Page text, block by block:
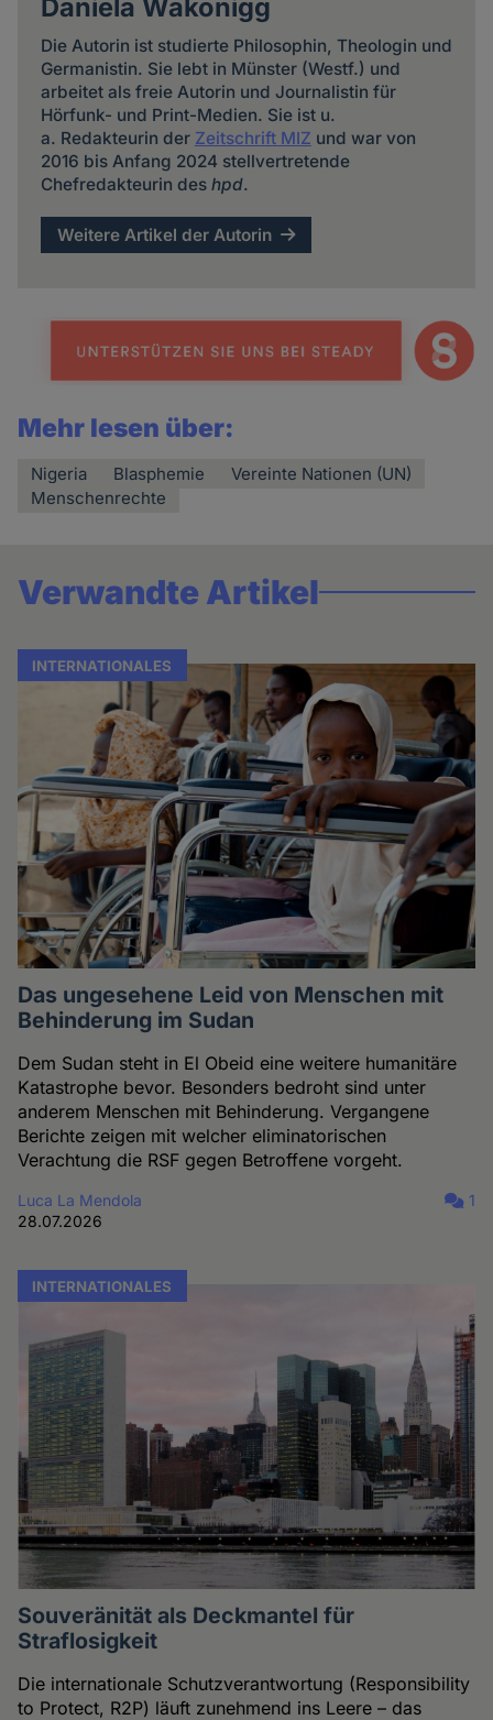
Daniela Wakonigg
Die Autorin ist studierte Philosophin, Theologin und
Germanistin. Sie lebt in Münster (Westf.) und
arbeitet als freie Autorin und Journalistin für
Hörfunk- und Print-Medien. Sie ist u.
a. Redakteurin der Zeitschrift MIZ und war von
2016 bis Anfang 2024 stellvertretende
Chefredakteurin des hpd.
Weitere Artikel der Autorin
Mehr lesen über:
Nigeria Blasphemie
Vereinte Nationen (UN)
Menschenrechte
Verwandte Artikel
INTERNATIONALES
Das ungesehene Leid von Menschen mit
Behinderung im Sudan
Dem Sudan steht in El Obeid eine weitere humanitäre
Katastrophe bevor. Besonders bedroht sind unter
anderem Menschen mit Behinderung. Vergangene
Berichte zeigen mit welcher eliminatorischen
Verachtung die RSF gegen Betroffene vorgeht.
Luca La Mendola
28.07.2026
1
INTERNATIONALES
Souveränität als Deckmantel für
Straflosigkeit
Die internationale Schutzverantwortung (Responsibility
to Protect, R2P) läuft zunehmend ins Leere – das